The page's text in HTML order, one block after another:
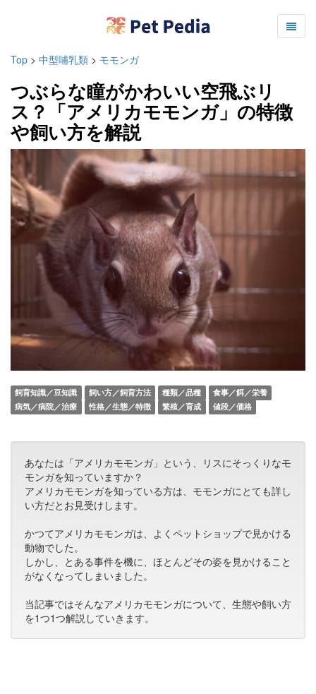
Top > 中型哺乳類 > モモンガ
つぶらな瞳がかわいい空飛ぶリ
ス？「アメリカモモンガ」の特徴
や飼い方を解説
飼育知識／豆知識 飼い方／飼育方法 種類／品種
食事／餌／栄養
病気／病院／治療
性格／生態／特徴 繁殖／育成 値段／価格
あなたは「アメリカモモンガ」という、リスにそっくりなモ
モンガを知っていますか？
アメリカモモンガを知っている方は、モモンガにとても詳し
い方だとお見受けします。
かつてアメリカモモンガは、よくペットショップで見かける
動物でした。
しかし、とある事件を機に、ほとんどその姿を見かけること
がなくなってしまいました。
当記事ではそんなアメリカモモンガについて、生態や飼い方
を1つ1つ解説していきます。